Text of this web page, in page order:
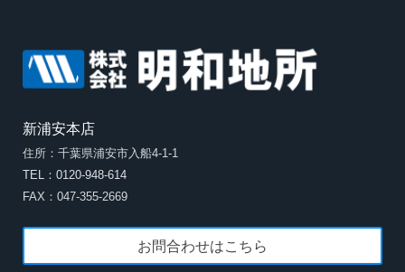
新浦安本店
住所：千葉県浦安市入船4-1-1
TEL：0120-948-614
FAX：047-355-2669
お問合わせはこちら